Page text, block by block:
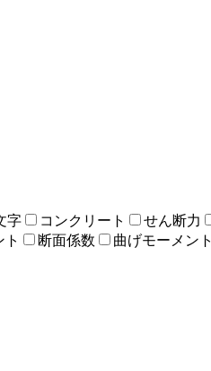
字 コンクリート せん断力
断面係数 曲げモーメント